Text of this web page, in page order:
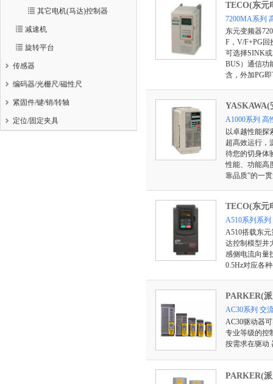
其它电机(马达)控制器
减速机
旋转平台
传感器
编码器/光栅尺/磁性尺
紧固件/键/销/转轴
定位/固定夹具
TECO(东元
7200MA系列
东元变频器
F，V/F+PG回
可选择SINK
BUS）通信功
含，外加PG
YASKAWA(
A1000系列 高
以卓越性能探
超高效运行，
待您的切身体
性能、功能高
靠品质”的一
TECO(东元
A510系列系
A510搭载东
达控制模型并
感侧电流向量
0.5Hz对应各
PARKER(
AC30系列 交
AC30驱动器
专业等级的控
按需求在驱动
PARKER(